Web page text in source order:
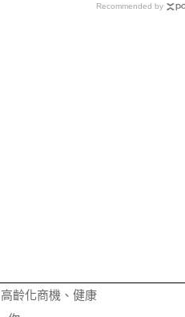
Recommended by
齡化商機、健康